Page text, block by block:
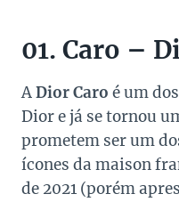
01. Caro –
ADior Caro é um
Dior e já se tornou
prometem ser um
ícones da maison
de 2021 (porém